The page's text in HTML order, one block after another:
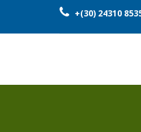
+(30) 24310
ΕΤΑΙΡΕΊΑ